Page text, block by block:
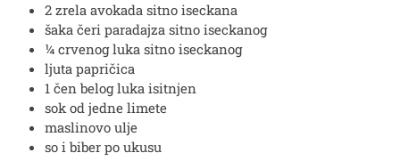
2 zrela avokada sitno iseckana
šaka čeri paradajza sitno iseckanog
¼ crvenog luka sitno iseckanog
ljuta papričica
1 čen belog luka isitnjen
sok od jedne limete
maslinovo ulje
so i biber po ukusu